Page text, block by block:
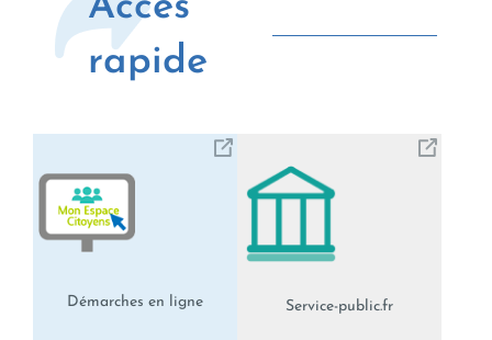
rapide
Démarches en ligne Service-public.fr